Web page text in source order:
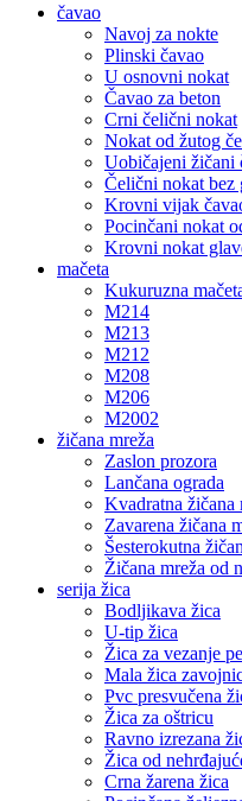
čavao
Navoj za nokte
Plinski čavao
U osnovni nokat
Čavao za beton
Crni čelični nokat
Nokat od žutog
Uobičajeni žičani
Čelični nokat bez
Krovni vijak
Pocinčani nokat
Krovni nokat
mačeta
Kukuruzna
M214
M213
M212
M208
M206
M2002
žičana mreža
Zaslon prozora
Lančana ograda
Kvadratna žičana
Zavarena žičana
Šesterokutna
Žičana mreža od
serija žica
Bodljikava žica
U-tip žica
Žica za vezanje
Mala žica
Pvc presvučena
Žica za oštricu
Ravno izrezana
Žica od
Crna žarena žica